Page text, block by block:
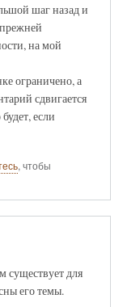
шаг назад и
на мой
ограничено, а
сдвигается
если
, чтобы
для
его темы.